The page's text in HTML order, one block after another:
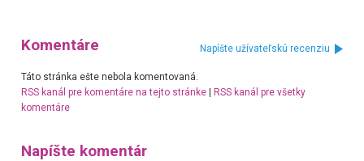
Komentáre Napíšte užívateľskú recenziu
Táto stránka ešte nebola komentovaná.
RSS kanál pre komentáre na tejto stránke| RSS kanál pre všetky
komentáre
Napíšte komentár